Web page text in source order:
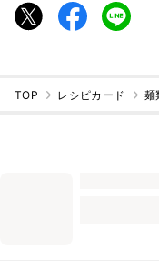
TOP レシピカード 麺